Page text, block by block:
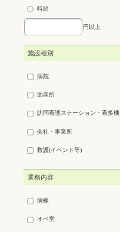
時給
円以上
施設種別
病院
助産所
訪問看護ステーション・看多機
会社・事業所
救護(イベント等)
業務内容
病棟
オペ室